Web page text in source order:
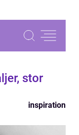
stor
inspiration